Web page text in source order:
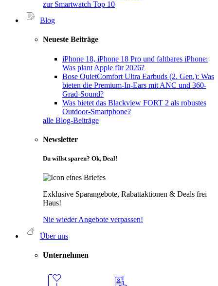
zur Smartwatch Top 10
Blog
Neueste Beiträge
iPhone 18, iPhone 18 Pro und faltbares iPhone:
Was plant Apple für 2026?
Bose QuietComfort Ultra Earbuds (2. Gen.): Was
bieten die Premium-In-Ears mit ANC und 360-
Grad-Sound?
Was bietet das Blackview FORT 2 als robustes
Outdoor-Smartphone?
alle Blog-Beiträge
Newsletter
Du willst sparen? Ok, Deal!
Exklusive Sparangebote, Rabattaktionen & Deals frei
Haus!
Nie wieder Angebote verpassen!
Über uns
Unternehmen